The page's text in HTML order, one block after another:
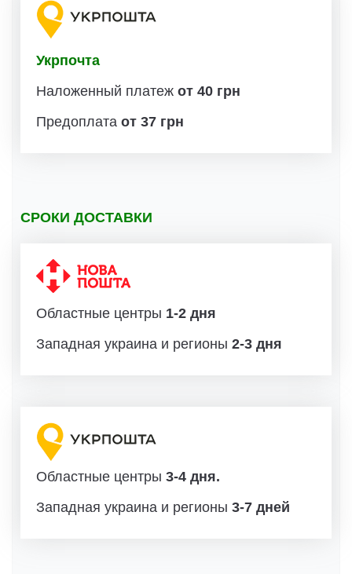
Укрпочта
Наложенный платеж от 40 грн
Предоплата от 37 грн
СРОКИ ДОСТАВКИ
Областные центры 1-2 дня
Западная украина и регионы 2-3 дня
Областные центры 3-4 дня.
Западная украина и регионы 3-7 дней